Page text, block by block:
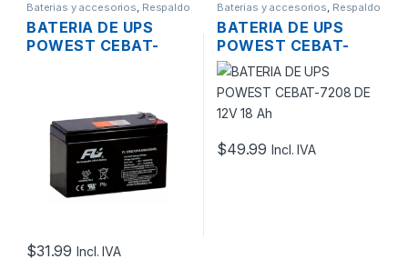
Baterias y accesorios, Respaldo
de Energía
BATERIA DE UPS
POWEST CEBAT-
$31.99 Incl. IVA
Baterias y accesorios, Respaldo
de Energía
BATERIA DE UPS
POWEST CEBAT-
7208 DE 12V 18 AH
$49.99 Incl. IVA